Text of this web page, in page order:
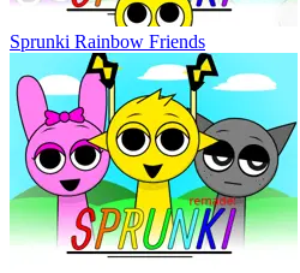
Sprunki Rainbow Friends